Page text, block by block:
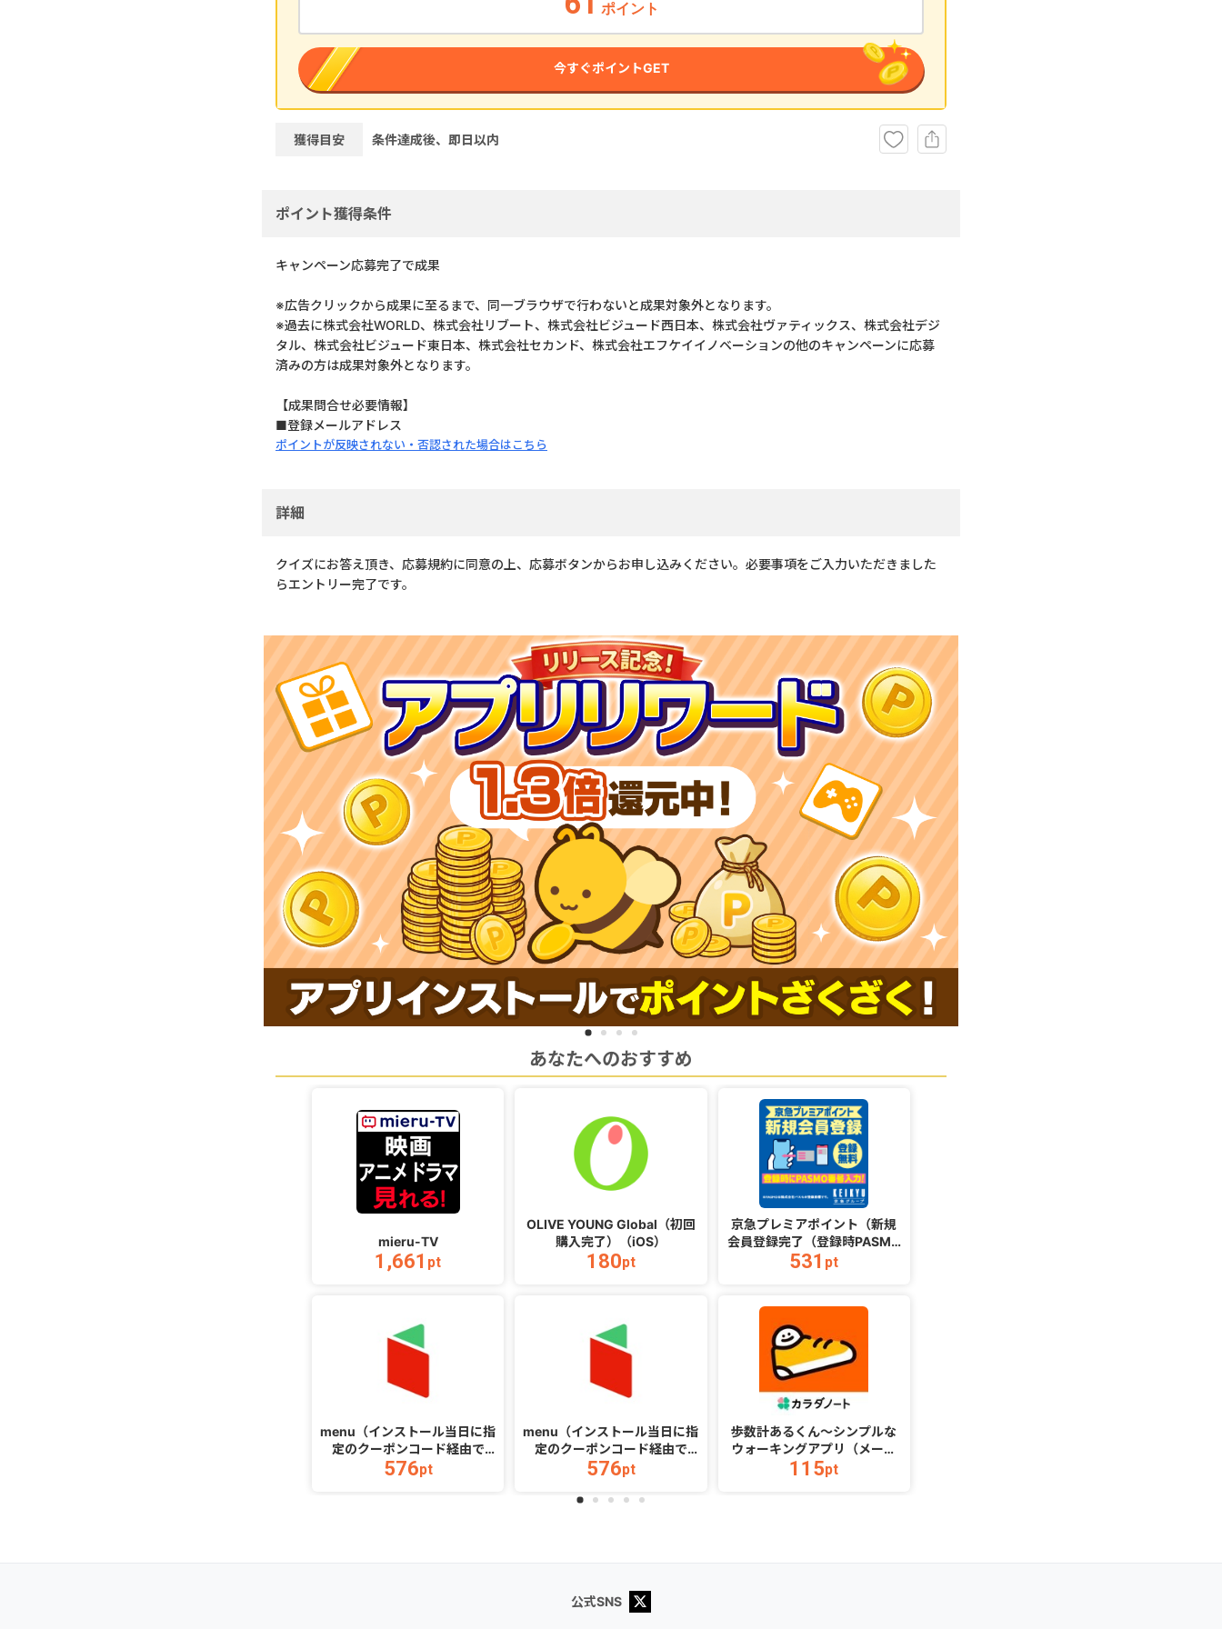
ポイント
今すぐポイントGET
獲得目安 条件達成後、即日以内
ポイント獲得条件
キャンペーン応募完了で成果
※広告クリックから成果に至るまで、同一ブラウザで行わないと成果対象外となります。
※過去に株式会社WORLD、株式会社リブート、株式会社ビジュード西日本、株式会社ヴァティックス、株式会社デジ
タル、株式会社ビジュード東日本、株式会社セカンド、株式会社エフケイイノベーションの他のキャンペーンに応募
済みの方は成果対象外となります。
【成果問合せ必要情報】
■登録メールアドレス
ポイントが反映されない・否認された場合はこちら
詳細
クイズにお答え頂き、応募規約に同意の上、応募ボタンからお申し込みください。必要事項をご入力いただきました
らエントリー完了です。
あなたへのおすすめ
mieru-TV
1,661 pt
OLIVE YOUNG Global（初回
購入完了）（iOS）
180pt
京急プレミアポイント（新規
会員登録完了（登録時PASMO
番号入力必須））
531 pt
menu（インストール当日に指
定のクーポンコード経由で
1,500円（税込）以上の初回注
576pt
menu（インストール当日に指
定のクーポンコード経由で
1,500円（税込）以上の初回注
576pt
歩数計あるくん〜シンプルな
ウォーキングアプリ（メール
アドレス登録完了）（iOS）
115pt
公式SNS